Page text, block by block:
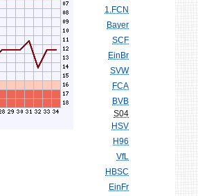
1.FCN
Bayer
SCF
EinBr
SVW
FCA
BVB
S04
HSV
H96
VfL
HBSC
EinFr